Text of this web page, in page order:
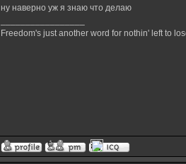
ну наверно уж я знаю что делаю
Freedom's just another word for nothin' left to